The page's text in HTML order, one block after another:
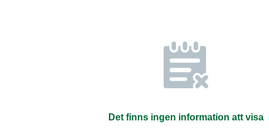
Det finns ingen information att visa